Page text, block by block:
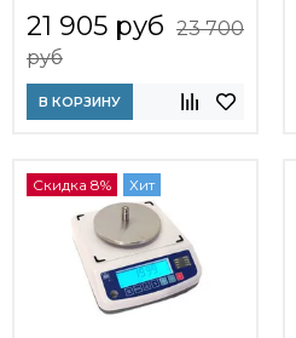
21 905 руб 23 700
руб
В КОРЗИНУ
Скидка 8% Хит